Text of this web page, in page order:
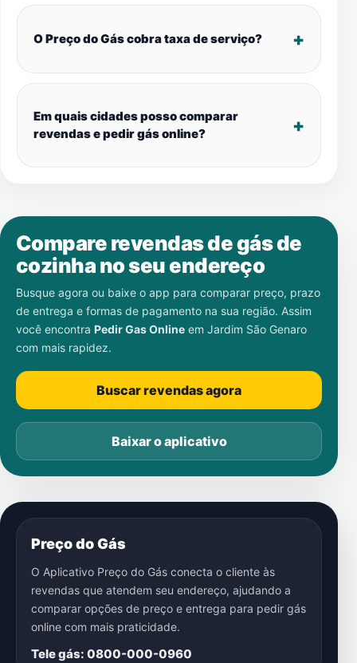
O Preço do Gás cobra taxa de serviço?
Em quais cidades posso comparar
revendas e pedir gás online?
Compare revendas de gás de
cozinha no seu endereço
Busque agora ou baixe o app para comparar preço, prazo
de entrega e formas de pagamento na sua região. Assim
você encontra Pedir Gas Online em Jardim São Genaro
com mais rapidez.
Buscar revendas agora
Baixar o aplicativo
Preço do Gás
O Aplicativo Preço do Gás conecta o cliente às
revendas que atendem seu endereço, ajudando a
comparar opções de preço e entrega para pedir gás
online com mais praticidade.
Tele gás: 0800-000-0960